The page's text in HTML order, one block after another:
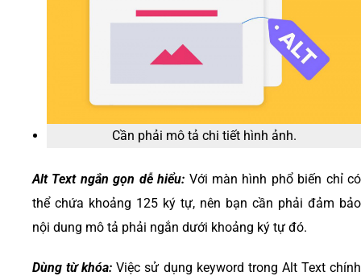
Cần phải mô tả chi tiết hình ảnh.
Alt Text ngắn gọn dễ hiểu: Với màn hình phổ biến chỉ có
thể chứa khoảng 125 ký tự, nên bạn cần phải đảm bảo
nội dung mô tả phải ngắn dưới khoảng ký tự đó.
Dùng từ khóa: Việc sử dụng keyword trong Alt Text chính